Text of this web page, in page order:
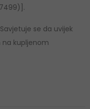
se da uvijek
na kupljenom